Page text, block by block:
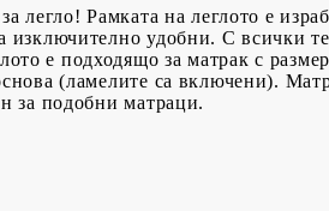
легло! Рамката на леглото е
изключително удобни. С всички
е подходящо за матрак с
(ламелите са включени).
за подобни матраци.